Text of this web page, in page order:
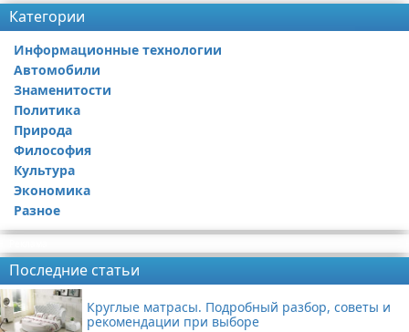
Категории
Информационные технологии
Автомобили
Знаменитости
Политика
Природа
Философия
Культура
Экономика
Разное
Последние статьи
Круглые матрасы. Подробный разбор, советы и
рекомендации при выборе